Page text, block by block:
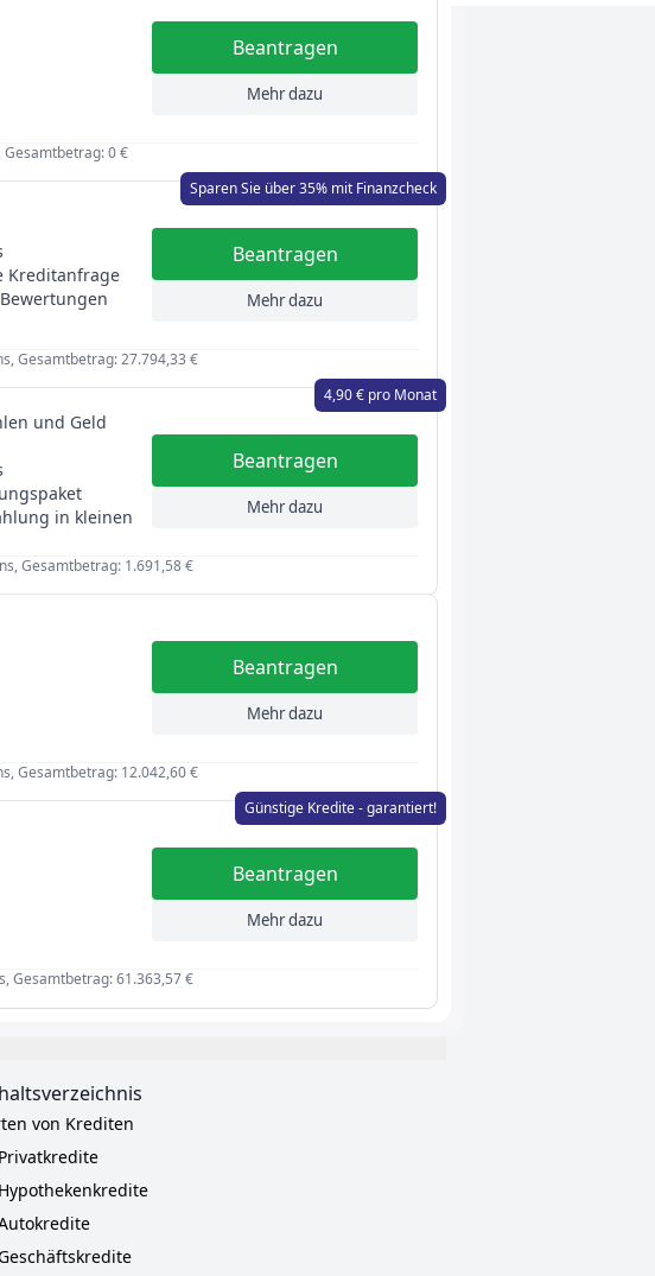
Beantragen
Mehr dazu
Gesamtbetrag: 0 €
Sparen Sie über 35% mit Finanzcheck
Kreditanfrage
Beantragen
Mehr dazu
Gesamtbetrag: 27.794,33 €
4,90 € pro Monat
und Geld
in kleinen
Beantragen
Mehr dazu
Gesamtbetrag: 1.691,58 €
Beantragen
Mehr dazu
Gesamtbetrag: 12.042,60 €
Günstige Kredite - garantiert!
Beantragen
Mehr dazu
Gesamtbetrag: 61.363,57 €
von Krediten
Privatkredite
Hypothekenkredite